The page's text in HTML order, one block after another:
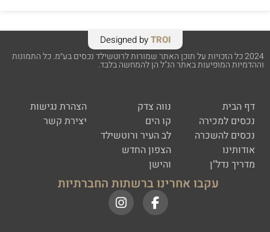
2024 כל הזכויות על תוכן האתר שמורות לרוטשילד נכסים בע״מ. כל התמונות
וההדמיות המופיעות באתר הנ"ל הן להמחשה בלבד.
Designed byTROI
דף הבית
נכסים למכירה
נכסים להשכרה
אודותינו
מדריך נדל"ן
נווה צדק
קו הים
לב העיר ורוטשילד
הצפון החדש
והישן
הצהרת נגישות
יצירת קשר
עקבו אחרינו ברשתות החברתיות